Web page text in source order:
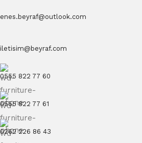
enes.beyraf@outlook.com
iletisim@beyraf.com
0555 822 77 60
0555 822 77 61
0262 226 86 43